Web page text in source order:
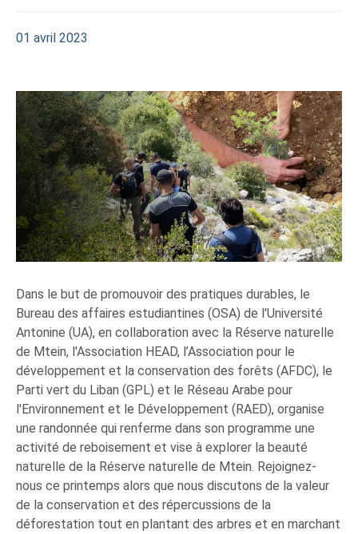
01 avril 2023
Dans le but de promouvoir des pratiques durables, le
Bureau des affaires estudiantines (OSA) de l'Université
Antonine (UA), en collaboration avec la Réserve naturelle
de Mtein, l'Association HEAD, l’Association pour le
développement et la conservation des forêts (AFDC), le
Parti vert du Liban (GPL) et le Réseau Arabe pour
l'Environnement et le Développement (RAED), organise
une randonnée qui renferme dans son programme une
activité de reboisement et vise à explorer la beauté
naturelle de la Réserve naturelle de Mtein. Rejoignez-
nous ce printemps alors que nous discutons de la valeur
de la conservation et des répercussions de la
déforestation tout en plantant des arbres et en marchant